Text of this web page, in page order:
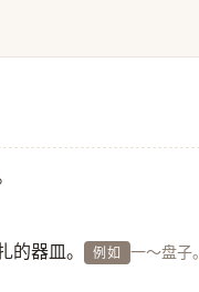
的器皿。 例如 一～盘子